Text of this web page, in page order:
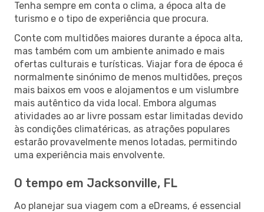
Tenha sempre em conta o clima, a época alta de
turismo e o tipo de experiência que procura.
Conte com multidões maiores durante a época alta,
mas também com um ambiente animado e mais
ofertas culturais e turísticas. Viajar fora de época é
normalmente sinónimo de menos multidões, preços
mais baixos em voos e alojamentos e um vislumbre
mais autêntico da vida local. Embora algumas
atividades ao ar livre possam estar limitadas devido
às condições climatéricas, as atrações populares
estarão provavelmente menos lotadas, permitindo
uma experiência mais envolvente.
O tempo em Jacksonville, FL
Ao planejar sua viagem com a eDreams, é essencial